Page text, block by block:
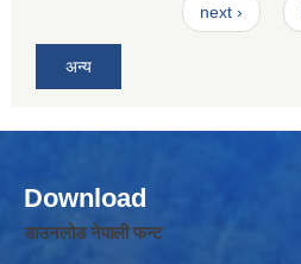
next ›
अन्य
Download
डाउनलोड नेपाली फन्ट